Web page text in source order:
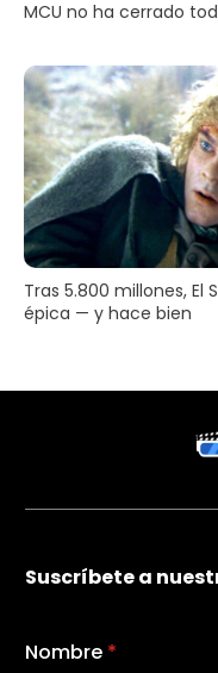
MCU no ha cerrado
Tras 5.800 millones, El
épica — y hace bien
Suscríbete a
Nombre *